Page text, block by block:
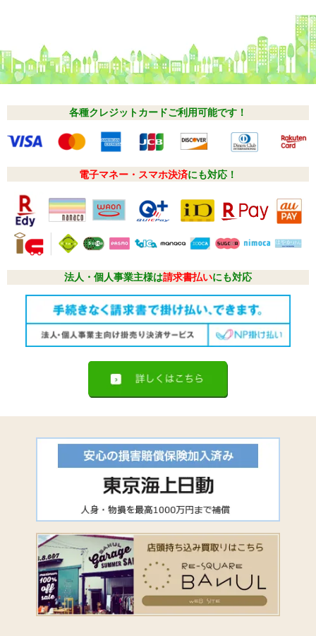
各種クレジットカードご利用可能です！
電子マネー・スマホ決済にも対応！
法人・個人事業主様は請求書払いにも対応